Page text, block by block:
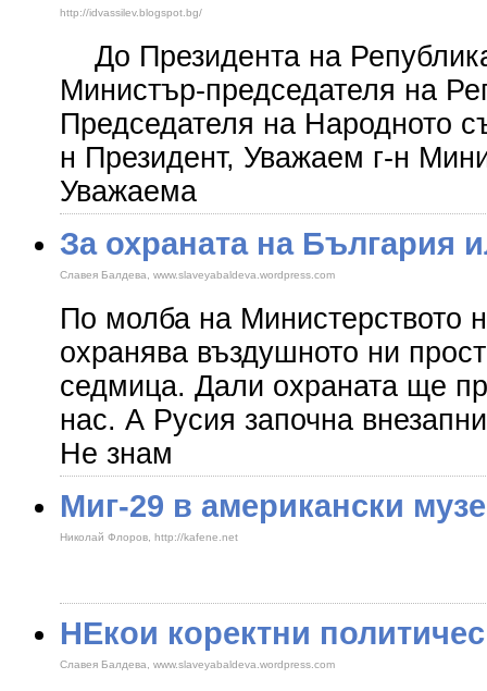
http://idvassilev.blogspot.bg/
До Президента на
Министър-председателя на
Председателя на Народното
н Президент, Уважаем г-н
Уважаема
За охраната на България
Славея Балдева, www.slaveyabaldeva.wordpress.com
По молба на Министерството
охранява въздушното ни
седмица. Дали охраната ще
нас. А Русия започна
Не знам
Миг-29 в американски
Николай Флоров, http://kafene.net
НЕкои коректни
Славея Балдева, www.slaveyabaldeva.wordpress.com